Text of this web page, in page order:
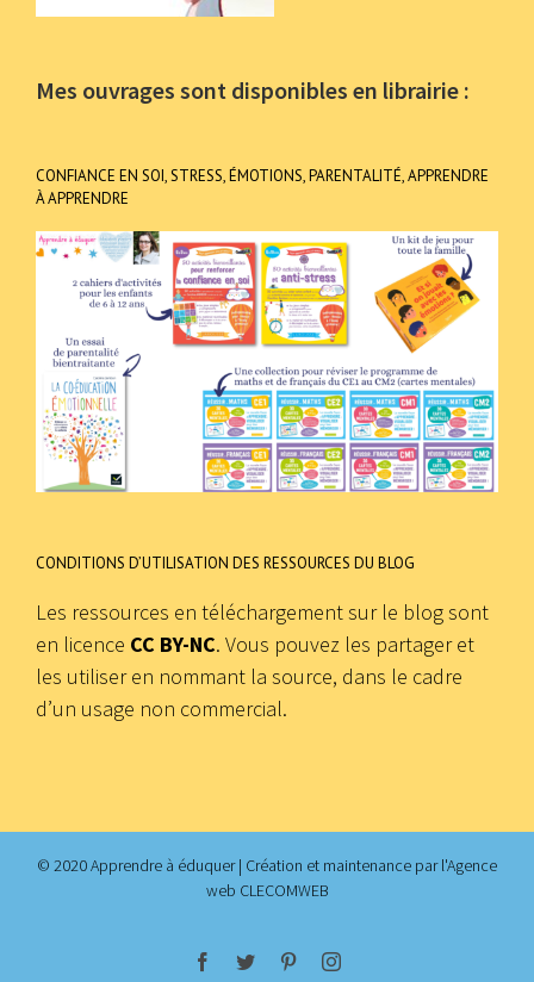
Mes ouvrages sont disponibles en librairie :
CONFIANCE EN SOI, STRESS, ÉMOTIONS, PARENTALITÉ, APPRENDRE
À APPRENDRE
CONDITIONS D’UTILISATION DES RESSOURCES DU BLOG
Les ressources en téléchargement sur le blog sont
en licence CC BY-NC. Vous pouvez les partager et
les utiliser en nommant la source, dans le cadre
d’un usage non commercial.
© 2020 Apprendre à éduquer | Création et maintenance parl'Agence
web CLECOMWEB
facebooktwitter pinterestinstagram